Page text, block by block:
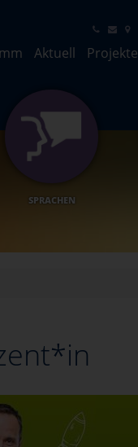
Aktuell Projekte
SPRACHEN